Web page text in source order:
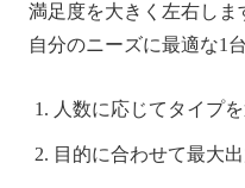
満足度を大きく左右しま
自分のニーズに最適な1
人数に応じてタイプ
目的に合わせて最大